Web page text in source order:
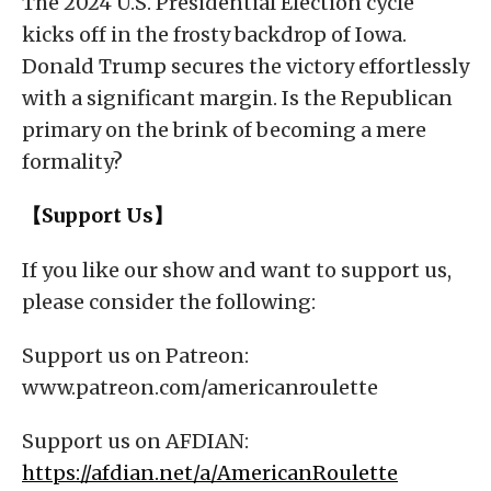
kicks off in the frosty backdrop of Iowa.
Donald Trump secures the victory effortlessly
with a significant margin. Is the Republican
primary on the brink of becoming a mere
formality?
【Support Us】
If you like our show and want to support us,
please consider the following:
Support us on Patreon:
www.patreon.com/americanroulette
Support us on AFDIAN:
https://afdian.net/a/AmericanRoulette